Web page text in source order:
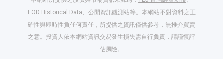
EOD Historical Data
公開資訊觀測站等。本網站不對資料之正
確性與即時性負任何責任，所提供之資訊僅供參考，無推介買賣
之意。投資人依本網站資訊交易發生損失需自行負責，請謹慎評
估風險。